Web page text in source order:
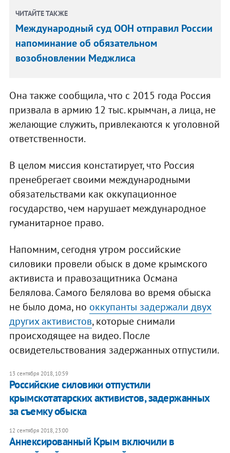
ЧИТАЙТЕ ТАКЖЕ
Международный суд ООН отправил России
напоминание об обязательном
возобновлении Меджлиса
Она также сообщила, что с 2015 года Россия
призвала в армию 12 тыс. крымчан, а лица, не
желающие служить, привлекаются к уголовной
ответственности.
В целом миссия констатирует, что Россия
пренебрегает своими международными
обязательствами как оккупационное
государство, чем нарушает международное
гуманитарное право.
Напомним, сегодня утром российские
силовики провели обыск в доме крымского
активиста и правозащитника Османа
Белялова. Самого Белялова во время обыска
не было дома, но оккупанты задержали двух
других активистов, которые снимали
происходящее на видео. После
освидетельствования задержанных отпустили.
13 сентября 2018, 10:59
Российские силовики отпустили
крымскотатарских активистов, задержанных
за съемку обыска
12 сентября 2018, 23:00
Аннексированный Крым включили в